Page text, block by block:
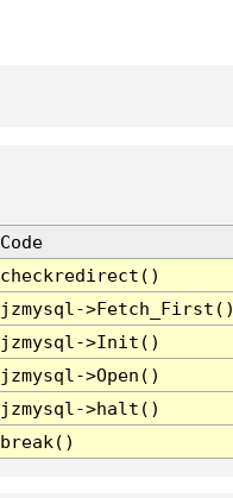
Code
checkredirect()
jzmysql-
jzmysql->Init()
jzmysql->Open()
jzmysql->halt()
break()